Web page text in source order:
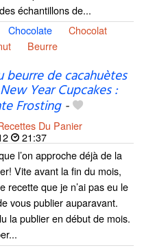
échantillons de...
Chocolate
Chocolat
Beurre
beurre de cacahuètes
Year Cupcakes :
Frosting-
Du Panier
21:37
l’on approche déjà de la
Vite avant la fin du mois,
recette que je n’ai pas eu le
vous publier auparavant.
la publier en début de mois.